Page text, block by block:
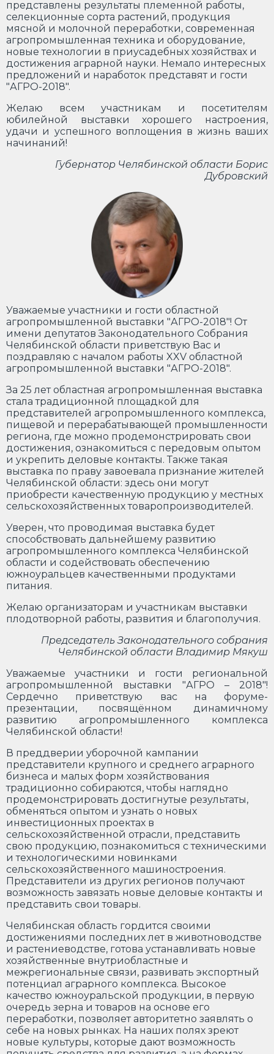
представлены результаты племенной работы,
селекционные сорта растений, продукция
мясной и молочной переработки, современная
агропромышленная техника и оборудование,
новые технологии в приусадебных хозяйствах и
достижения аграрной науки. Немало интересных
предложений и наработок представят и гости
"АГРО-2018".
Желаю всем участникам и посетителям
юбилейной выставки хорошего настроения,
удачи и успешного воплощения в жизнь ваших
начинаний!
Губернатор Челябинской области Борис
Дубровский
Уважаемые участники и гости областной
агропромышленной выставки "АГРО-2018"! От
имени депутатов Законодательного Собрания
Челябинской области приветствую Вас и
поздравляю с началом работы XXV областной
агропромышленной выставки "АГРО-2018".
За 25 лет областная агропромышленная выставка
стала традиционной площадкой для
представителей агропромышленного комплекса,
пищевой и перерабатывающей промышленности
региона, где можно продемонстрировать свои
достижения, ознакомиться с передовым опытом
и укрепить деловые контакты. Также такая
выставка по праву завоевала признание жителей
Челябинской области: здесь они могут
приобрести качественную продукцию у местных
сельскохозяйственных товаропроизводителей.
Уверен, что проводимая выставка будет
способствовать дальнейшему развитию
агропромышленного комплекса Челябинской
области и содействовать обеспечению
южноуральцев качественными продуктами
питания.
Желаю организаторам и участникам выставки
плодотворной работы, развития и благополучия.
Председатель Законодательного собрания
Челябинской области Владимир Мякуш
Уважаемые участники и гости региональной
агропромышленной выставки "АГРО – 2018"!
Сердечно приветствую вас на форуме-
презентации, посвящённом динамичному
развитию агропромышленного комплекса
Челябинской области!
В преддверии уборочной кампании
представители крупного и среднего аграрного
бизнеса и малых форм хозяйствования
традиционно собираются, чтобы наглядно
продемонстрировать достигнутые результаты,
обменяться опытом и узнать о новых
инвестиционных проектах в
сельскохозяйственной отрасли, представить
свою продукцию, познакомиться с техническими
и технологическими новинками
сельскохозяйственного машиностроения.
Представители из других регионов получают
возможность завязать новые деловые контакты и
представить свои товары.
Челябинская область гордится своими
достижениями последних лет в животноводстве
и растениеводстве, готова устанавливать новые
хозяйственные внутриобластные и
межрегиональные связи, развивать экспортный
потенциал аграрного комплекса. Высокое
качество южноуральской продукции, в первую
очередь зерна и товаров на основе его
переработки, позволяет авторитетно заявлять о
себе на новых рынках. На наших полях зреют
новые культуры, которые дают возможность